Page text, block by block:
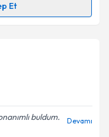
Et
buldum.
Devamı